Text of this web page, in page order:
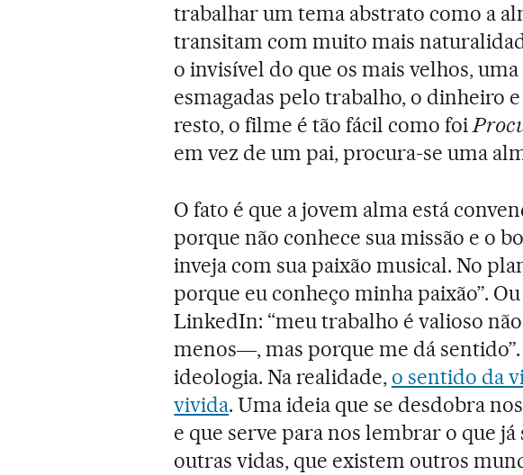
trabalhar um tema abstrato como a
transitam com muito mais
o invisível do que os mais velhos,
esmagadas pelo trabalho, o dinheiro
resto, o filme é tão fácil como foi
em vez de um pai, procura-se uma
O fato é que a jovem alma está
porque não conhece sua missão e o
inveja com sua paixão musical. No
porque eu conheço minha paixão”.
LinkedIn: “meu trabalho é valioso
menos―, mas porque me dá
ideologia. Na realidade, o sentido da
vivida. Uma ideia que se desdobra
e que serve para nos lembrar o que
outras vidas, que existem outros